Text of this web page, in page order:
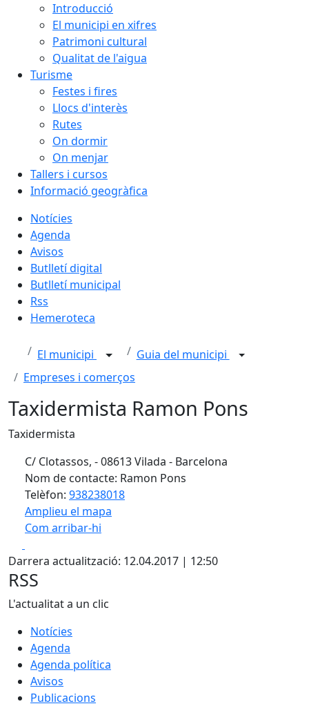
Introducció
El municipi en xifres
Patrimoni cultural
Qualitat de l'aigua
Turisme
Festes i fires
Llocs d'interès
Rutes
On dormir
On menjar
Tallers i cursos
Informació geogràfica
Notícies
Agenda
Avisos
Butlletí digital
Butlletí municipal
Rss
Hemeroteca
El municipi
Guia del municipi
Empreses i comerços
Taxidermista Ramon Pons
Taxidermista
C/ Clotassos, - 08613 Vilada - Barcelona
Nom de contacte: Ramon Pons
Telèfon: 938238018
Amplieu el mapa
Com arribar-hi
+
−
Darrera actualització: 12.04.2017 | 12:50
RSS
L'actualitat a un clic
Notícies
Agenda
Agenda política
Avisos
Publicacions